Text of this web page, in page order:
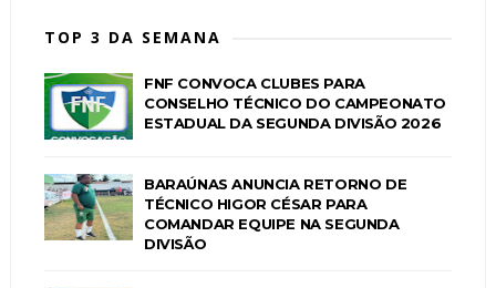
TOP 3 DA SEMANA
FNF CONVOCA CLUBES PARA
CONSELHO TÉCNICO DO CAMPEONATO
ESTADUAL DA SEGUNDA DIVISÃO 2026
BARAÚNAS ANUNCIA RETORNO DE
TÉCNICO HIGOR CÉSAR PARA
COMANDAR EQUIPE NA SEGUNDA
DIVISÃO